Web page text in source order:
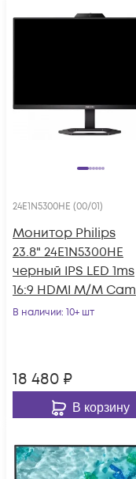
24E1N5300HE (00/01)
Монитор Philips
23.8" 24E1N5300HE
черный IPS LED 1ms
16:9 HDMI M/M Cam
матовая HAS Piv
В наличии: 10+ шт
18 480 ₽
В корзину